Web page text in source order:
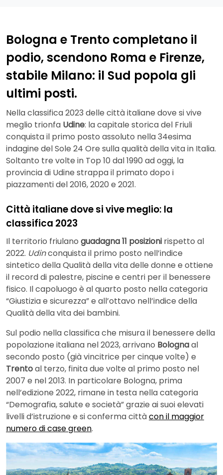
Bologna e Trento completano il
podio, scendono Roma e Firenze,
stabile Milano: il Sud popola gli
ultimi posti.
Nella classifica 2023 delle città italiane dove si vive
meglio trionfa Udine: la capitale storica del Friuli
conquista il primo posto assoluto nella 34esima
indagine del Sole 24 Ore sulla qualità della vita in Italia.
Soltanto tre volte in Top 10 dal 1990 ad oggi, la
provincia di Udine strappa il primato dopo i
piazzamenti del 2016, 2020 e 2021.
Città italiane dove si vive meglio: la
classifica 2023
Il territorio friulano guadagna11 posizioni rispetto al
2022. Udinconquista il primo posto nell’indice
sintetico della Qualità della vita delle donne e ottiene
il record di palestre, piscine e centri per il benessere
fisico. Il capoluogo è al quarto posto nella categoria
“Giustizia e sicurezza” e all’ottavo nell’indice della
Qualità della vita dei bambini.
Sul podio nella classifica che misura il benessere della
popolazione italiana nel 2023, arrivano Bolognaal
secondo posto (già vincitrice per cinque volte) e
Trentoal terzo, finita due volte al primo posto nel
2007 e nel 2013. In particolare Bologna, prima
nell’edizione 2022, rimane in testa nella categoria
“Demografia, salute e società” grazie ai suoi elevati
livelli d’istruzione e si conferma cittàcon il maggior
numero di case green.